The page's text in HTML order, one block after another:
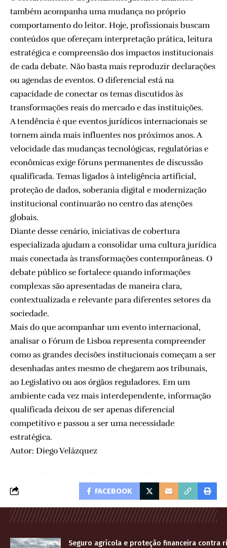
também acompanha uma mudança no próprio
comportamento do leitor. Hoje, profissionais buscam
conteúdos que ofereçam interpretação prática, leitura
estratégica e compreensão dos impactos institucionais
de cada debate. Não basta mais reproduzir declarações
ou agendas de eventos. O diferencial está na
capacidade de conectar os temas discutidos às
transformações reais do mercado e das instituições.
A tendência é que eventos jurídicos internacionais se
tornem ainda mais influentes nos próximos anos. A
velocidade das mudanças tecnológicas, regulatórias e
econômicas exige fóruns permanentes de discussão
qualificada. Temas ligados à inteligência artificial,
proteção de dados, soberania digital e modernização
institucional continuarão no centro das atenções
globais.
Diante desse cenário, iniciativas de cobertura
especializada ajudam a consolidar uma cultura jurídica
mais conectada às transformações contemporâneas. O
debate público se fortalece quando informações
complexas são apresentadas de maneira clara,
contextualizada e relevante para diferentes setores da
sociedade.
Mais do que acompanhar um evento internacional,
analisar o Fórum de Lisboa representa compreender
como as grandes decisões institucionais começam a ser
desenhadas antes mesmo de chegarem aos tribunais,
ao Legislativo ou aos órgãos reguladores. Em um
ambiente cada vez mais interdependente, informação
qualificada deixou de ser apenas diferencial
competitivo e passou a ser uma necessidade
estratégica.
Autor: Diego Velázquez
FACEBOOK
Seguro agrícola e proteção financeira contra